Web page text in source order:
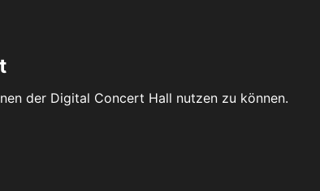
der Digital Concert Hall nutzen zu können.